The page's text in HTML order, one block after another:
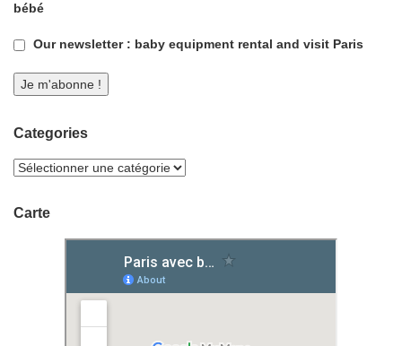
bébé
Our newsletter : baby equipment rental and visit Paris
Categories
Carte